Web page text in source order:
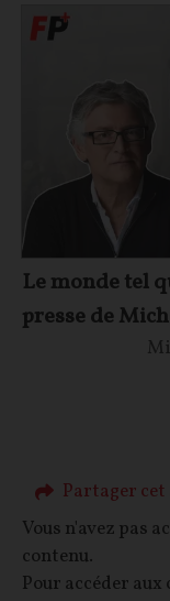
Le monde tel
presse de
Partager
Vous n'avez pas
contenu.
Pour accéder